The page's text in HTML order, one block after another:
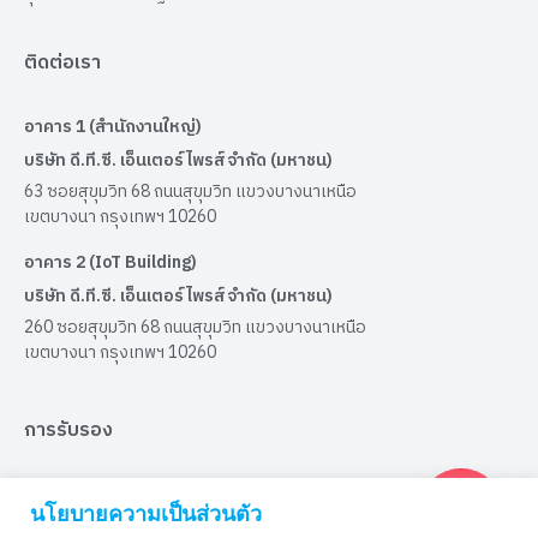
นโยบายความเป็นส่วนตัว
ติดต่อเรา
อาคาร 1 (สำนักงานใหญ่)
บริษัท ดี.ที.ซี. เอ็นเตอร์ไพรส์ จำกัด (มหาชน)
63 ซอยสุขุมวิท 68 ถนนสุขุมวิท แขวงบางนาเหนือ
เขตบางนา กรุงเทพฯ 10260
อาคาร 2 (IoT Building)
บริษัท ดี.ที.ซี. เอ็นเตอร์ไพรส์ จำกัด (มหาชน)
260 ซอยสุขุมวิท 68 ถนนสุขุมวิท แขวงบางนาเหนือ
เขตบางนา กรุงเทพฯ 10260
การรับรอง
ได้รับการรับรองมาตรฐาน ISO9001:2015